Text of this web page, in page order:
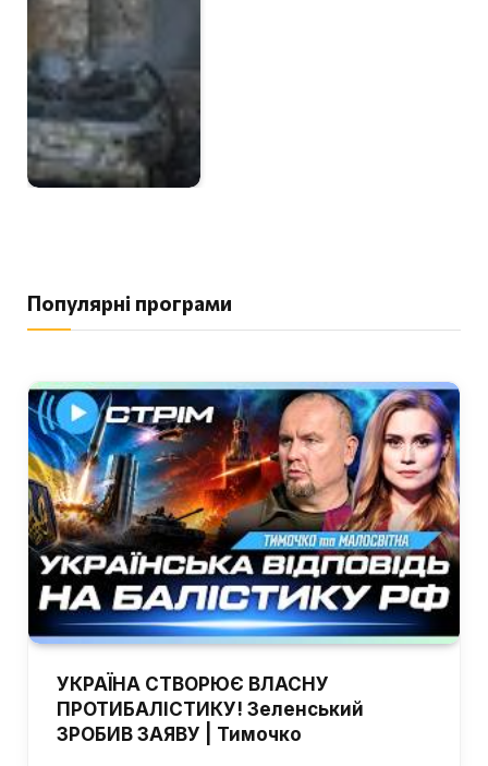
Популярні програми
УКРАЇНА СТВОРЮЄ ВЛАСНУ
ПРОТИБАЛІСТИКУ! Зеленський
ЗРОБИВ ЗАЯВУ | Тимочко